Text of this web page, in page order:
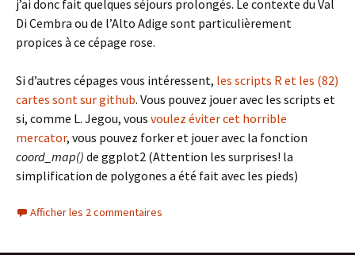
j’ai donc fait quelques séjours prolongés. Le contexte du Val
Di Cembra ou de l’Alto Adige sont particulièrement
propices à ce cépage rose.
Si d’autres cépages vous intéressent, les scripts R et les (82)
cartes sont sur github. Vous pouvez jouer avec les scripts et
si, comme L. Jegou, vous voulez éviter cet horrible
mercator, vous pouvez forker et jouer avec la fonction
coord_map() de ggplot2 (Attention les surprises! la
simplification de polygones a été fait avec les pieds)
Afficher les 2 commentaires